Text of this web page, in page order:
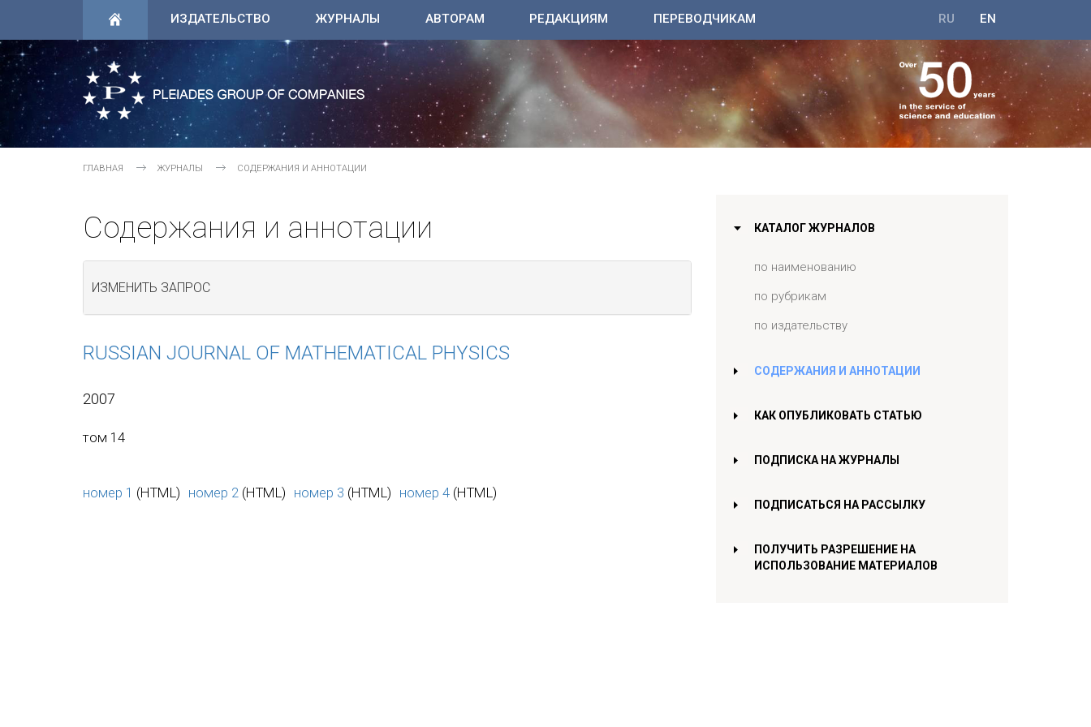
ИЗДАТЕЛЬСТВО ЖУРНАЛЫ АВТОРАМ РЕДАКЦИЯМ ПЕРЕВОДЧИКАМ EN
RU
ГЛАВНАЯ ЖУРНАЛЫ СОДЕРЖАНИЯ И АННОТАЦИИ
Содержания и аннотации
ИЗМЕНИТЬ ЗАПРОС
RUSSIAN JOURNAL OF MATHEMATICAL PHYSICS
2007
том 14
номер 1 (HTML) номер 2 (HTML) номер 3 (HTML) номер 4 (HTML)
КАТАЛОГ ЖУРНАЛОВ
по наименованию
по рубрикам
по издательству
СОДЕРЖАНИЯ И АННОТАЦИИ
КАК ОПУБЛИКОВАТЬ СТАТЬЮ
ПОДПИСКА НА ЖУРНАЛЫ
ПОДПИСАТЬСЯ НА РАССЫЛКУ
ПОЛУЧИТЬ РАЗРЕШЕНИЕ НА
ИСПОЛЬЗОВАНИЕ МАТЕРИАЛОВ